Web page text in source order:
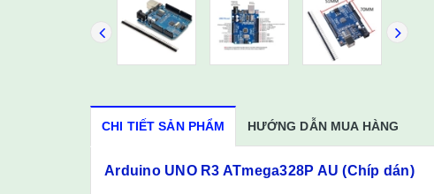
CHI TIẾT SẢN PHẨM HƯỚNG DẪN MUA HÀNG
Arduino UNO R3 ATmega328P AU (Chíp dán)